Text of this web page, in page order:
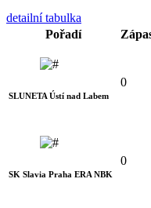
detailní tabulka
Pořadí
SLUNETA Ústí nad Labem
0
SK Slavia Praha ERA NBK
0